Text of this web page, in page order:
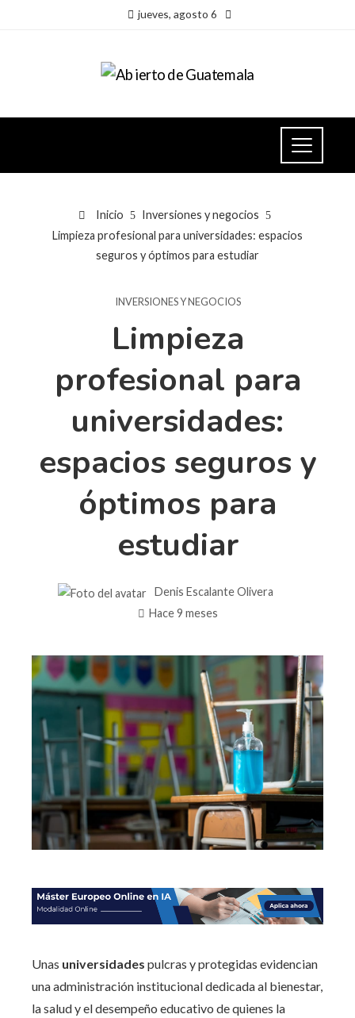
jueves, agosto 6
Inicio
Inversiones y negocios
Limpieza profesional para universidades: espacios
seguros y óptimos para estudiar
INVERSIONES Y NEGOCIOS
Limpieza
profesional para
universidades:
espacios seguros y
óptimos para
estudiar
Denis Escalante Olivera
Hace 9 meses
Unas universidades pulcras y protegidas evidencian
una administración institucional dedicada al bienestar,
la salud y el desempeño educativo de quienes la